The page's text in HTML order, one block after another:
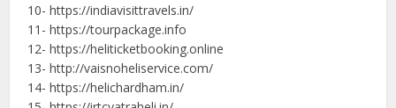
10- https://indiavisittravels.in/
11- https://tourpackage.info
12- https://heliticketbooking.online
13- http://vaisnoheliservice.com/
14- https://helichardham.in/